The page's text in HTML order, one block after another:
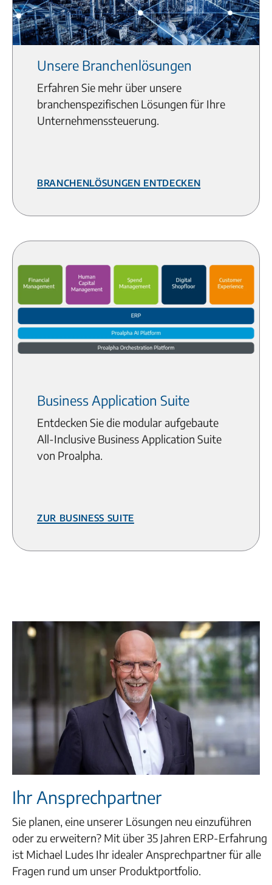
Unsere Branchenlösungen
Erfahren Sie mehr über unsere
branchenspezifischen Lösungen für Ihre
Unternehmenssteuerung.
Branchenlösungen entdecken
Business Application Suite
Entdecken Sie die modular aufgebaute
All-Inclusive Business Application Suite
von Proalpha.
Zur Business Suite
Ihr Ansprechpartner
Sie planen, eine unserer Lösungen neu einzuführen
oder zu erweitern? Mit über 35 Jahren ERP-Erfahrung
ist Michael Ludes Ihr idealer Ansprechpartner für alle
Fragen rund um unser Produktportfolio.